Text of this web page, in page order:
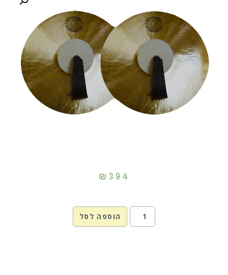
₪ 394
הוספה לסל